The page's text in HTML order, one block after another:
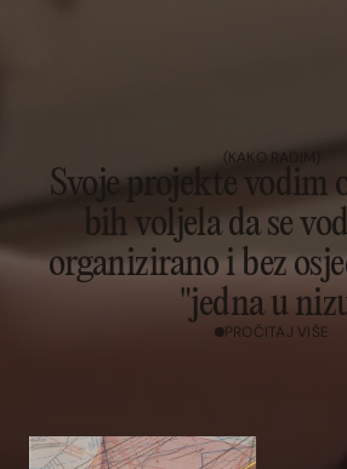
(KAKO RADIM)
Svoje projekte vodim
bih voljela da se
organizirano i bez
"jedna u
PROČITAJ VIŠE